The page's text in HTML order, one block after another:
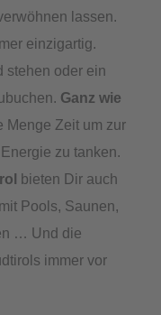
lassen.
einzigartig.
stehen oder ein
Ganz wie
Menge Zeit um zur
zu tanken.
bieten Dir auch
Pools, Saunen,
… Und die
immer vor